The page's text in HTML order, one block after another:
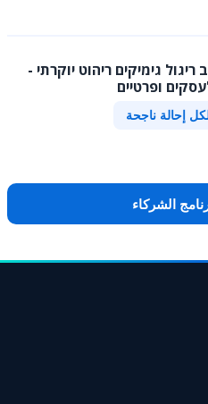
גימיקים ריהוט יוקרתי -
ופרטיים
الشركاء